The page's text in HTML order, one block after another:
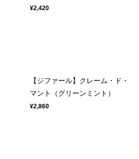
¥2,420
【ジファール】クレーム・ド・
マント（グリーンミント）
¥2,860